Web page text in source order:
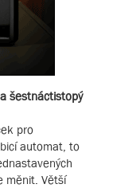
šestnáctistopý
pro
automat, to
měnit. Větší